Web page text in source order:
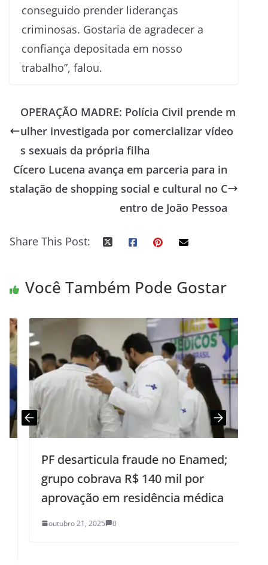
conseguido prender lideranças
criminosas. Gostaria de agradecer a
confiança depositada em nosso
trabalho”, falou.
OPERAÇÃO MADRE: Polícia Civil prende m
ulher investigada por comercializar vídeo
s sexuais da própria filha
Cícero Lucena avança em parceria para in
stalação de shopping social e cultural no C
entro de João Pessoa
Share This Post:
Você Também Pode Gostar
PF desarticula fraude no Enamed;
grupo cobrava R$ 140 mil por
aprovação em residência médica
outubro 21, 2025 0